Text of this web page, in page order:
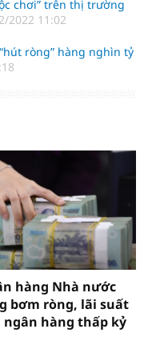
chơi” trên thị trường
2022 11:02
ròng” hàng nghìn tỷ
hàng Nhà nước
bơm ròng, lãi suất
ngân hàng thấp kỷ